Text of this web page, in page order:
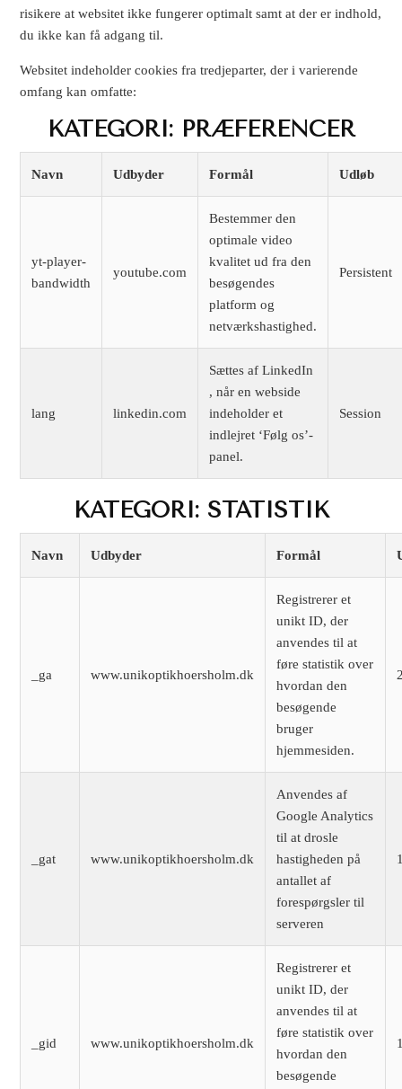
risikere at websitet ikke fungerer optimalt samt at der er indhold,
du ikke kan få adgang til.
Websitet indeholder cookies fra tredjeparter, der i varierende
omfang kan omfatte:
KATEGORI: PRÆFERENCER
Navn Udbyder Formål Udløb
yt-player-
bandwidth
youtube.com
Bestemmer den
optimale video
kvalitet ud fra den
besøgendes
platform og
netværkshastighed.
Persistent
lang linkedin.com
Sættes af LinkedIn
, når en webside
indeholder et
indlejret ‘Følg os’-
panel.
Session
KATEGORI: STATISTIK
Navn Udbyder Formål
_ga www.unikoptikhoersholm.dk
Registrerer et
unikt ID, der
anvendes til at
føre statistik over
hvordan den
besøgende
bruger
hjemmesiden.
_gat www.unikoptikhoersholm.dk
Anvendes af
Google Analytics
til at drosle
hastigheden på
antallet af
forespørgsler til
serveren
_gid www.unikoptikhoersholm.dk
Registrerer et
unikt ID, der
anvendes til at
føre statistik over
hvordan den
besøgende